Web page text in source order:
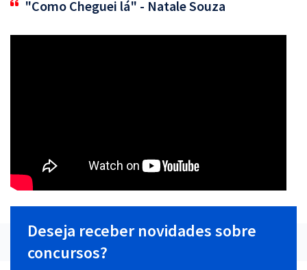
"Como Cheguei lá" - Natale Souza
Deseja receber novidades sobre
concursos?